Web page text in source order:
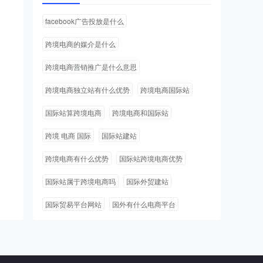
facebook广告投放是什么
跨境电商的媒介是什么
跨境电商营销推广是什么意思
跨境电商独立站有什么优势 跨境电商国际站
国际站算跨境电商 跨境电商和国际站
跨境 电商 国际 国际站建站
跨境电商有什么优势 国际站跨境电商优势
国际站属于跨境电商吗 国际外贸建站
国际贸易平台网站 国外有什么电商平台